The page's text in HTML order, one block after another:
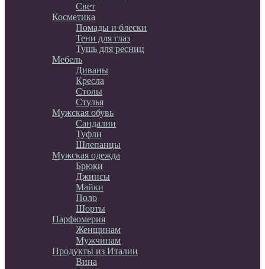
Свет
Косметика
Помады и блески
Тени для глаз
Тушь для ресниц
Мебель
Диваны
Кресла
Столы
Стулья
Мужская обувь
Сандалии
Туфли
Шлепанцы
Мужская одежда
Брюки
Джинсы
Майки
Поло
Шорты
Парфюмерия
Женщинам
Мужчинам
Продукты из Италии
Вина